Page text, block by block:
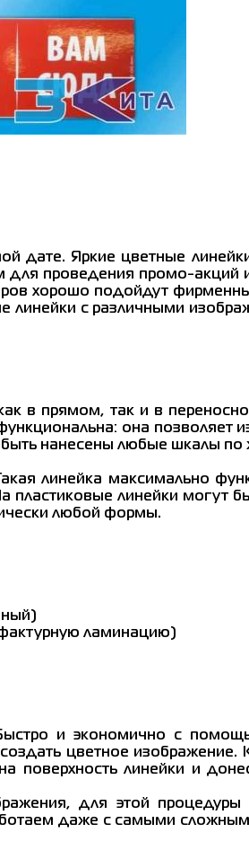
дате. Яркие цветные
проведения промо-акций
хорошо подойдут
с различными
в прямом, так и в
она позволяет
нанесены любые шкалы по
линейка максимально
пластиковые линейки могут
любой формы.
ламинацию)
и экономично с
цветное изображение.
поверхность линейки и
для этой
даже с самыми